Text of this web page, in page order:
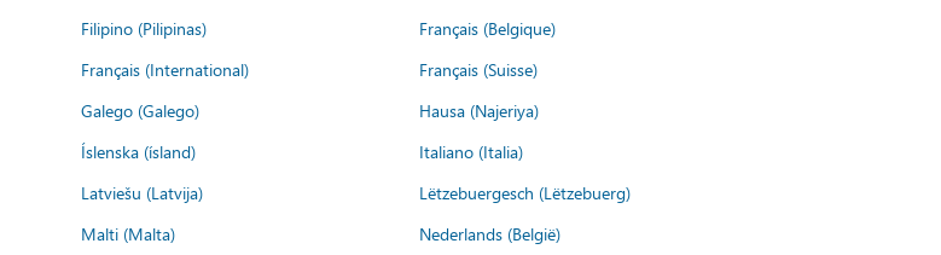
Filipino (Pilipinas)
Français (Belgique)
Français (International)
Français (Suisse)
Galego (Galego)
Hausa (Najeriya)
Íslenska (ísland)
Italiano (Italia)
Latviešu (Latvija)
Lëtzebuergesch (Lëtzebuerg)
Malti (Malta)
Nederlands (België)